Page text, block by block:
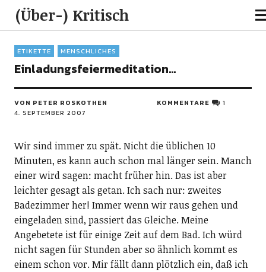
(Über-) Kritisch
ETIKETTE MENSCHLICHES
Einladungsfeiermeditation…
VON PETER ROSKOTHEN
4. SEPTEMBER 2007
KOMMENTARE 1
Wir sind immer zu spät. Nicht die üblichen 10
Minuten, es kann auch schon mal länger sein. Manch
einer wird sagen: macht früher hin. Das ist aber
leichter gesagt als getan. Ich sach nur: zweites
Badezimmer her! Immer wenn wir raus gehen und
eingeladen sind, passiert das Gleiche. Meine
Angebetete ist für einige Zeit auf dem Bad. Ich würd
nicht sagen für Stunden aber so ähnlich kommt es
einem schon vor. Mir fällt dann plötzlich ein, daß ich